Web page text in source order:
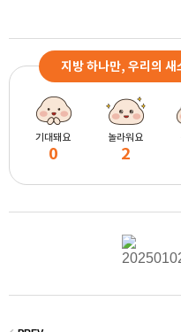
지방 하나만, 우리의
기대돼요
0
놀라워요
2